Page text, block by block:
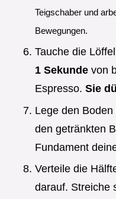
Teigschaber und
Bewegungen.
Tauche die
1 Sekunde von
Espresso. Sie
Lege den
den getränkten
Fundament
Verteile die
darauf. Streiche